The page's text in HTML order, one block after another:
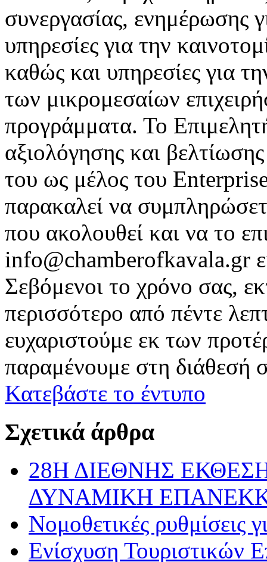
συνεργασίας, ενημέρωσης
υπηρεσίες για την
καθώς και υπηρεσίες για
των μικρομεσαίων
προγράμματα. Το
αξιολόγησης και
του ως μέλος του
παρακαλεί να
που ακολουθεί και να το
info@chamberofkavala.gr
Σεβόμενοι το χρόνο σας,
περισσότερο από πέντε
ευχαριστούμε εκ των
παραμένουμε στη διάθεσή
Κατεβάστε το έντυπο
Σχετικά άρθρα
28Η ΔΙΕΘΝΗΣ ΕΚΘΕΣΗ
ΔΥΝΑΜΙΚΗ
Νομοθετικές ρυθμίσεις
Ενίσχυση Τουριστικών